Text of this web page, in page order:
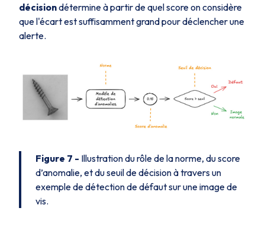
décisiondétermine à partir de quel score on considère
que l'écart est suffisamment grand pour déclencher une
alerte.
Figure 7 - Illustration du rôle de la norme, du score
d’anomalie, et du seuil de décision à travers un
exemple de détection de défaut sur une image de
vis.